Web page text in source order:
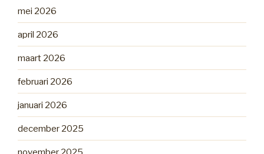
mei 2026
april 2026
maart 2026
februari 2026
januari 2026
december 2025